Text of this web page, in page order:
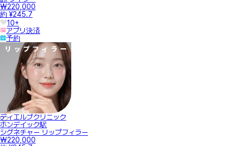
₩220,000
約 ¥245.7
10+
アプリ決済
予約
ディエルブクリニック
ホンデイック駅
シグネチャー リップフィラー
₩220,000